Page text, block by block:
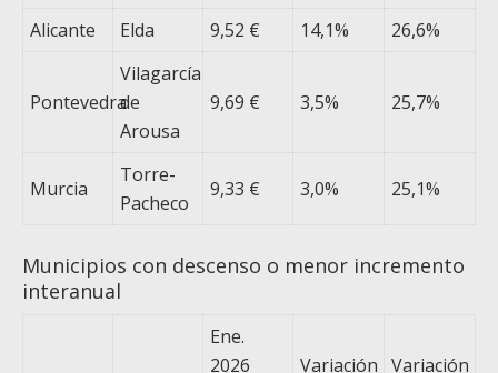
Alicante Elda 9,52 € 14,1% 26,6%
Pontevedra
Vilagarcía
de
Arousa
9,69 € 3,5% 25,7%
Murcia
Torre-
Pacheco
9,33 € 3,0% 25,1%
Municipios con descenso o menor incremento
interanual
Ene.
2026
Variación
Variación